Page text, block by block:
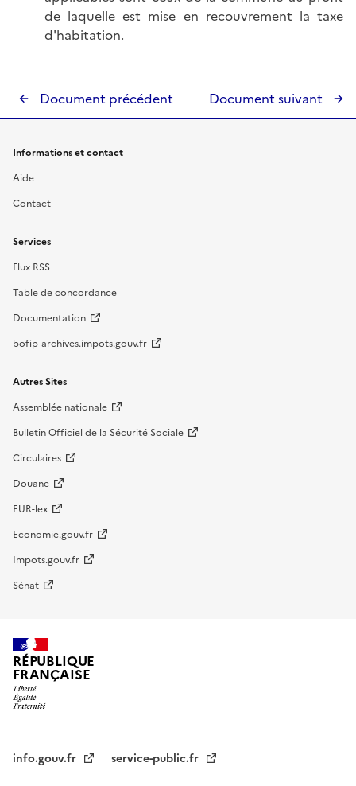
de laquelle est mise en recouvrement la taxe
d'habitation.
Document précédent Document suivant
Informations et contact
Aide
Contact
Services
Flux RSS
Table de concordance
Documentation
bofip-archives.impots.gouv.fr
Autres Sites
Assemblée nationale
Bulletin Officiel de la Sécurité Sociale
Circulaires
Douane
EUR-lex
Economie.gouv.fr
Impots.gouv.fr
Sénat
RÉPUBLIQUE
FRANÇAISE
info.gouv.fr
service-public.fr